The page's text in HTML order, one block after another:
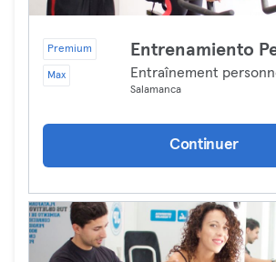
Premium
Max
Entrenamiento
Entraînement
Salamanca
Continuer